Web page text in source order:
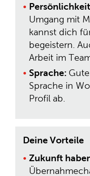
Umgang mit
kannst dich
begeistern.
Arbeit im
Sprache:
Sprache in
Profil ab.
Deine Vorteile
Zukunft